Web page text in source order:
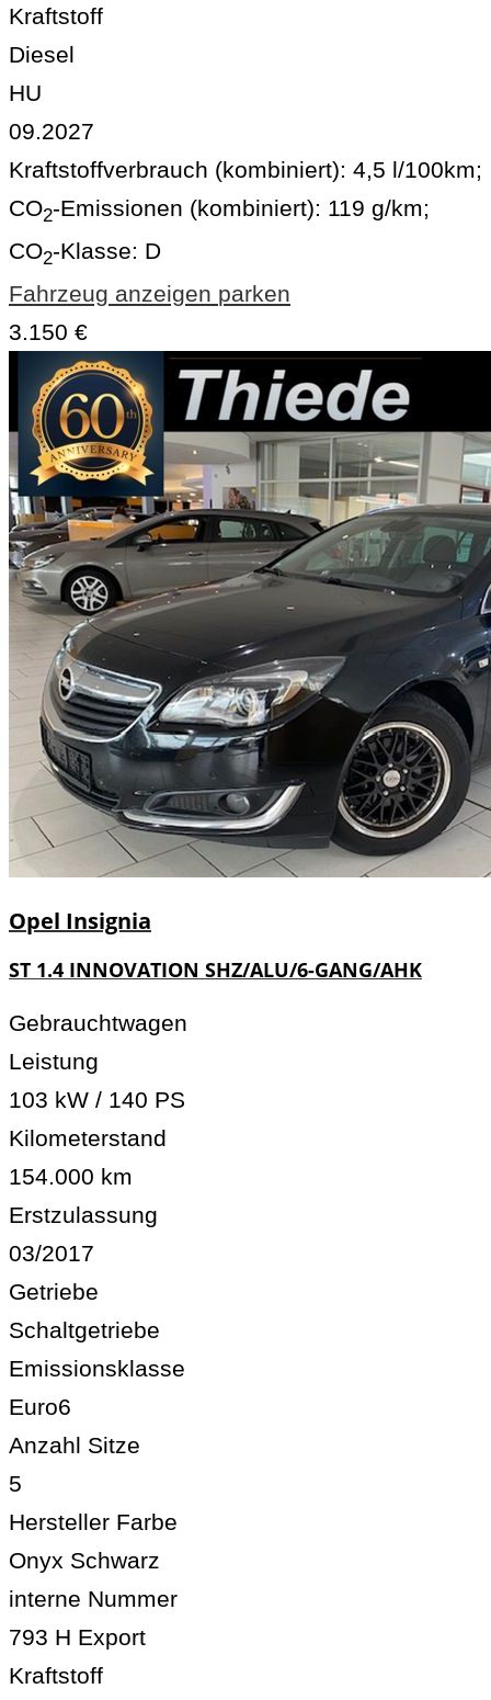
Kraftstoff
Diesel
HU
09.2027
Kraftstoffverbrauch (kombiniert): 4,5 l/100km;
CO2-Emissionen (kombiniert): 119 g/km;
CO2-Klasse: D
Fahrzeug anzeigen parken
3.150 €
Opel Insignia
ST 1.4 INNOVATION SHZ/ALU/6-GANG/AHK
Gebrauchtwagen
Leistung
103 kW / 140 PS
Kilometerstand
154.000 km
Erstzulassung
03/2017
Getriebe
Schaltgetriebe
Emissionsklasse
Euro6
Anzahl Sitze
5
Hersteller Farbe
Onyx Schwarz
interne Nummer
793 H Export
Kraftstoff